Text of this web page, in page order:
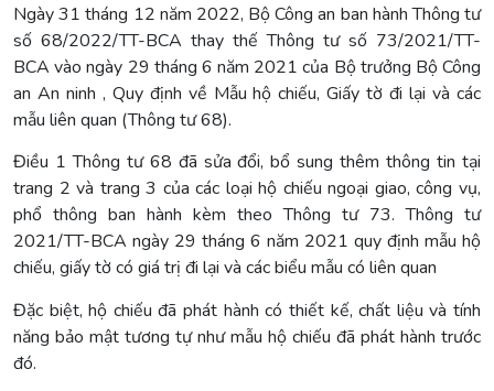
Ngày 31 tháng 12 năm 2022, Bộ Công an ban hành Thông tư
số 68/2022/TT-BCA thay thế Thông tư số 73/2021/TT-
BCA vào ngày 29 tháng 6 năm 2021 của Bộ trưởng Bộ Công
an An ninh , Quy định về Mẫu hộ chiếu, Giấy tờ đi lại và các
mẫu liên quan (Thông tư 68).
Điều 1 Thông tư 68 đã sửa đổi, bổ sung thêm thông tin tại
trang 2 và trang 3 của các loại hộ chiếu ngoại giao, công vụ,
phổ thông ban hành kèm theo Thông tư 73. Thông tư
2021/TT-BCA ngày 29 tháng 6 năm 2021 quy định mẫu hộ
chiếu, giấy tờ có giá trị đi lại và các biểu mẫu có liên quan
Đặc biệt, hộ chiếu đã phát hành có thiết kế, chất liệu và tính
năng bảo mật tương tự như mẫu hộ chiếu đã phát hành trước
đó.